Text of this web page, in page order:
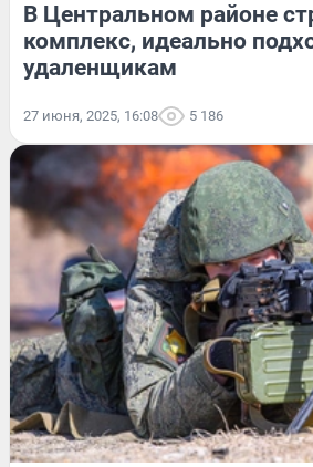
В Центральном районе
комплекс, идеально
удаленщикам
27 июня, 2025, 16:08 5 186